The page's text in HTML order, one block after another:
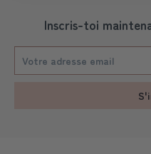
Inscris-toi